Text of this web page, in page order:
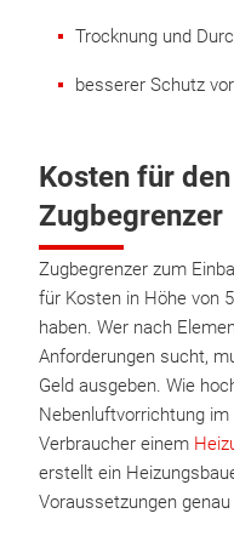
Trocknung und
besserer Schutz
Kosten für
Zugbegrenzer
Zugbegrenzer zum
für Kosten in Höhe von
haben. Wer nach
Anforderungen sucht,
Geld ausgeben. Wie
Nebenluftvorrichtung
Verbraucher einem
erstellt ein
Voraussetzungen